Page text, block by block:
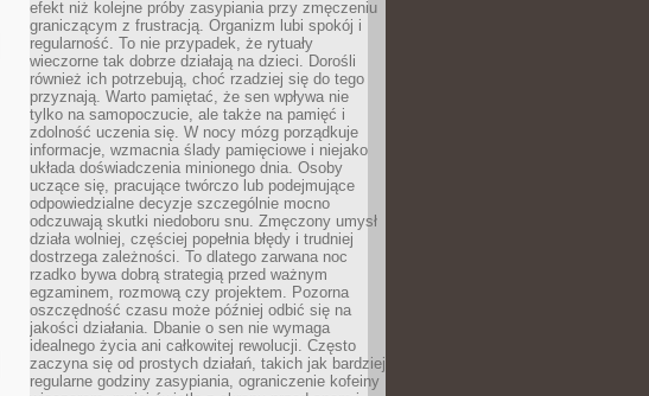
efekt niż kolejne próby zasypiania przy zmęczeniu
graniczącym z frustracją. Organizm lubi spokój i
regularność. To nie przypadek, że rytuały
wieczorne tak dobrze działają na dzieci. Dorośli
również ich potrzebują, choć rzadziej się do tego
przyznają. Warto pamiętać, że sen wpływa nie
tylko na samopoczucie, ale także na pamięć i
zdolność uczenia się. W nocy mózg porządkuje
informacje, wzmacnia ślady pamięciowe i niejako
układa doświadczenia minionego dnia. Osoby
uczące się, pracujące twórczo lub podejmujące
odpowiedzialne decyzje szczególnie mocno
odczuwają skutki niedoboru snu. Zmęczony umysł
działa wolniej, częściej popełnia błędy i trudniej
dostrzega zależności. To dlatego zarwana noc
rzadko bywa dobrą strategią przed ważnym
egzaminem, rozmową czy projektem. Pozorna
oszczędność czasu może później odbić się na
jakości działania. Dbanie o sen nie wymaga
idealnego życia ani całkowitej rewolucji. Często
zaczyna się od prostych działań, takich jak bardziej
regularne godziny zasypiania, ograniczenie kofeiny